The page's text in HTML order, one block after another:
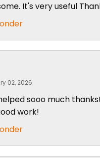
It's very useful
02, 2026
sooo much
work!